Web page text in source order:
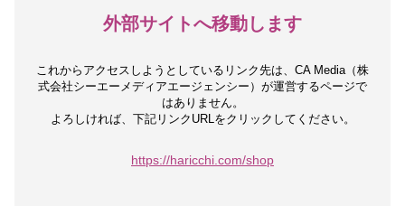
外部サイトへ移動します
これからアクセスしようとしているリンク先は、 CA Media（株
式会社シーエーメディアエージェンシー）が運営するページで
はありません。
よろしければ、下記リンクURLをクリックしてください。
https://haricchi.com/shop